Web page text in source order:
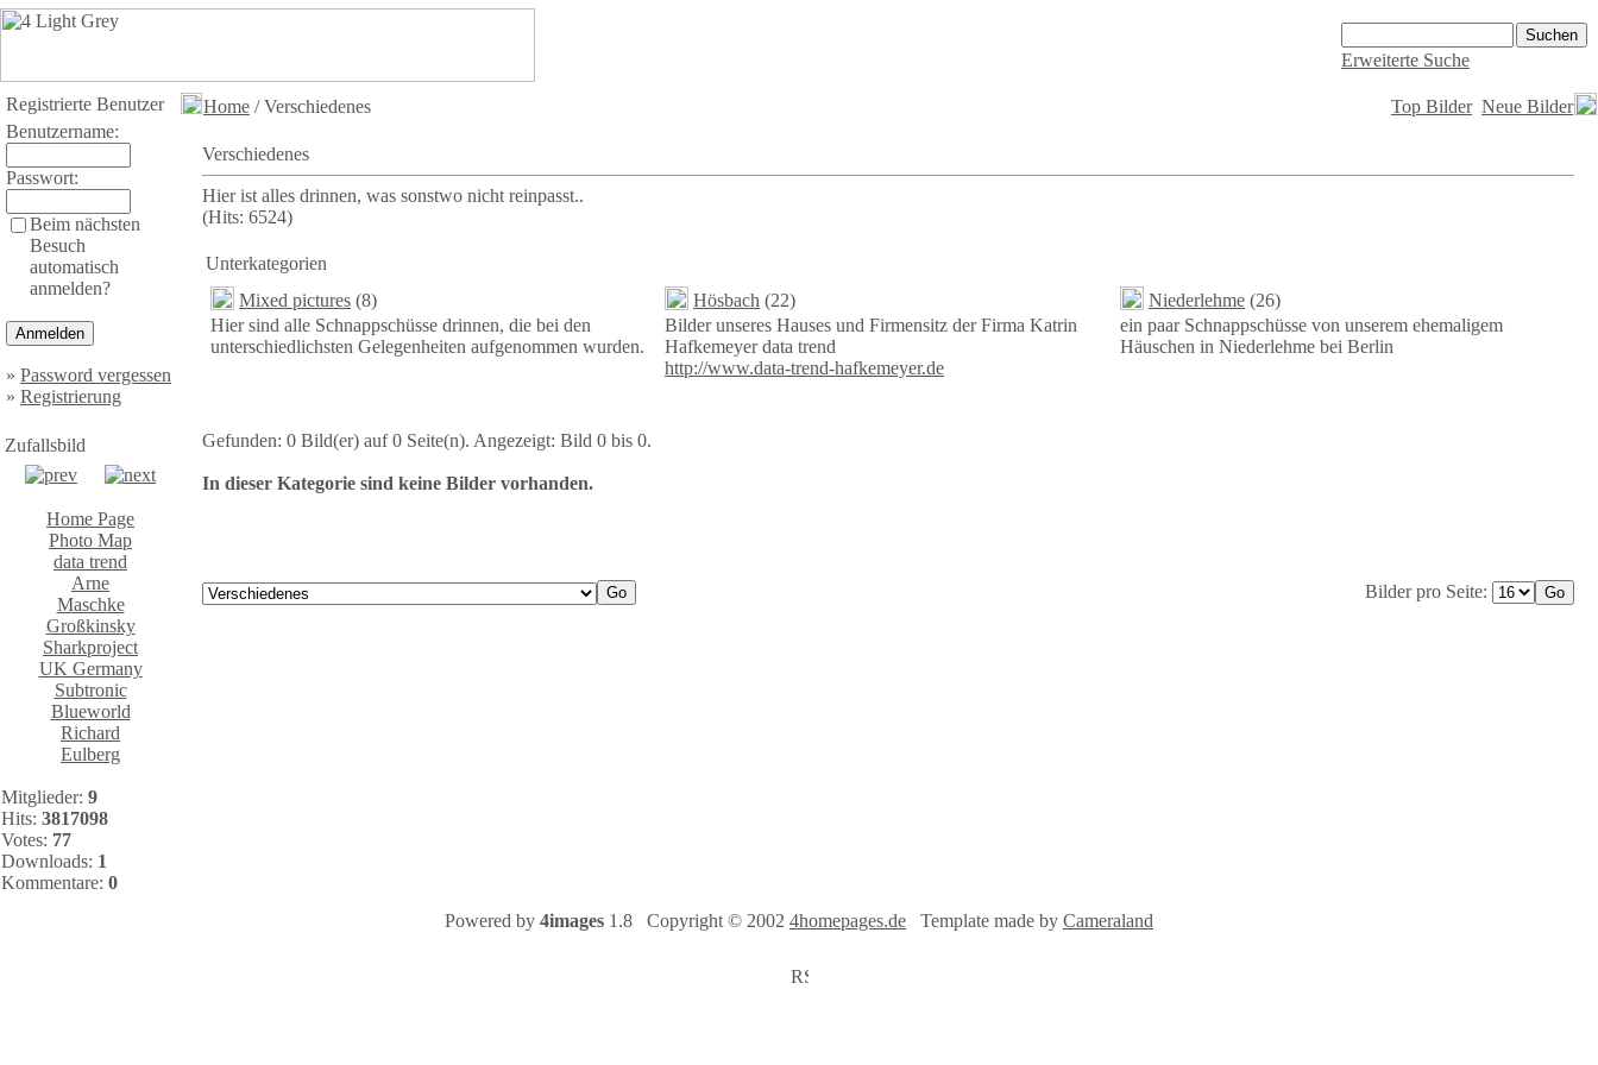
Erweiterte Suche
Registrierte Benutzer
Benutzername:
Passwort:
Beim nächsten
Besuch
automatisch
anmelden?
» Password vergessen
» Registrierung
Zufallsbild
Home Page
Photo Map
data trend
Arne
Maschke
Großkinsky
Sharkproject
UK Germany
Subtronic
Blueworld
Richard
Eulberg
Mitglieder: 9
Hits: 3817098
Votes: 77
Downloads: 1
Kommentare: 0
Home / Verschiedenes Top Bilder Neue Bilder
Verschiedenes
Hier ist alles drinnen, was sonstwo nicht reinpasst..
(Hits: 6524)
Unterkategorien
Mixed pictures (8)
Hier sind alle Schnappschüsse drinnen, die bei den
unterschiedlichsten Gelegenheiten aufgenommen wurden.
Hösbach (22)
Bilder unseres Hauses und Firmensitz der Firma Katrin
Hafkemeyer data trend
http://www.data-trend-hafkemeyer.de
Niederlehme (26)
ein paar Schnappschüsse von unserem ehemaligem
Häuschen in Niederlehme bei Berlin
Gefunden: 0 Bild(er) auf 0 Seite(n). Angezeigt: Bild 0 bis 0.
In dieser Kategorie sind keine Bilder vorhanden.
Bilder pro Seite:
Powered by 4images 1.8 Copyright © 2002 4homepages.de Template made by Cameraland